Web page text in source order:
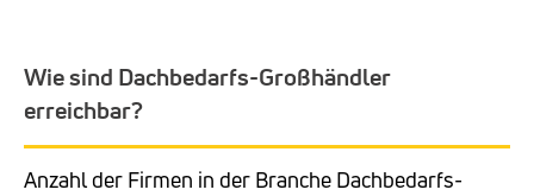
Wie sind Dachbedarfs-Großhändler
erreichbar?
Anzahl der Firmen in der Branche Dachbedarfs-